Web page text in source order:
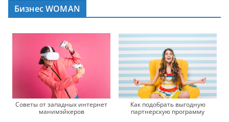
Бизнес WOMAN
Советы от западных интернет
манимэйкеров
Как подобрать выгодную
партнерскую программу